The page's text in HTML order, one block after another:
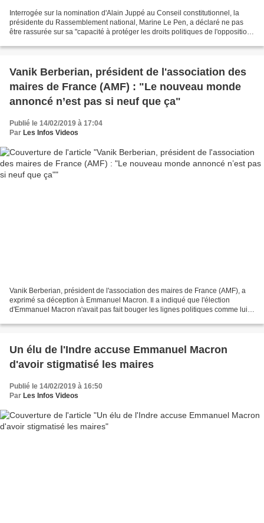
Interrogée sur la nomination d'Alain Juppé au Conseil constitutionnel, la
présidente du Rassemblement national, Marine Le Pen, a déclaré ne pas
être rassurée sur sa "capacité à protéger les droits politiques de l'opposition"
Vanik Berberian, président de l'association des
maires de France (AMF) : "Le nouveau monde
annoncé n’est pas si neuf que ça"
Publié le 14/02/2019 à 17:04
Par Les Infos Videos
Vanik Berberian, président de l'association des maires de France (AMF), a
exprimé sa déception à Emmanuel Macron. Il a indiqué que l'élection
d'Emmanuel Macron n'avait pas fait bouger les lignes politiques comme lui
Un élu de l'Indre accuse Emmanuel Macron
d'avoir stigmatisé les maires
Publié le 14/02/2019 à 16:50
Par Les Infos Videos